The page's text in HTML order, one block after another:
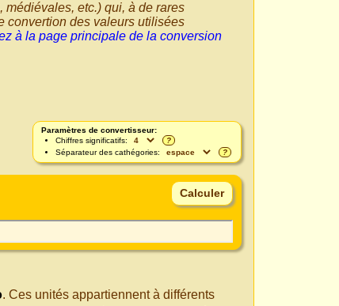
etc.) qui, à de rares
convertion des valeurs utilisées
à la page principale de la conversion
Paramètres de convertisseur:
Chiffres significatifs:
?
Séparateur des cathégories:
?
. Ces unités appartiennent à différents